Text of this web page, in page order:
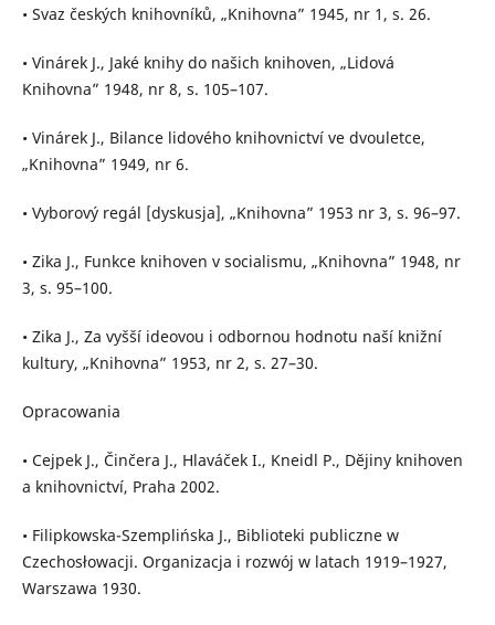
• Svaz českých knihovníků, „Knihovna” 1945, nr 1, s. 26.
• Vinárek J., Jaké knihy do našich knihoven, „Lidová
Knihovna” 1948, nr 8, s. 105–107.
• Vinárek J., Bilance lidového knihovnictví ve dvouletce,
„Knihovna” 1949, nr 6.
• Vyborový regál [dyskusja], „Knihovna” 1953 nr 3, s. 96–97.
• Zika J., Funkce knihoven v socialismu, „Knihovna” 1948, nr
3, s. 95–100.
• Zika J., Za vyšší ideovou i odbornou hodnotu naší knižní
kultury, „Knihovna” 1953, nr 2, s. 27–30.
Opracowania
• Cejpek J., Činčera J., Hlaváček I., Kneidl P., Dĕjiny knihoven
a knihovnictví, Praha 2002.
• Filipkowska-Szemplińska J., Biblioteki publiczne w
Czechosłowacji. Organizacja i rozwój w latach 1919–1927,
Warszawa 1930.